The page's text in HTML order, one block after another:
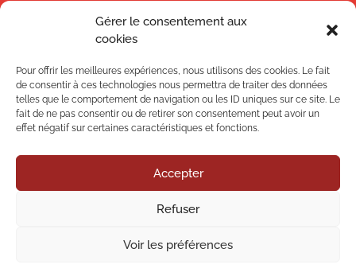
Gérer le consentement aux
cookies
Pour offrir les meilleures expériences, nous utilisons des cookies. Le fait
de consentir à ces technologies nous permettra de traiter des données
telles que le comportement de navigation ou les ID uniques sur ce site. Le
fait de ne pas consentir ou de retirer son consentement peut avoir un
effet négatif sur certaines caractéristiques et fonctions.
Accepter
Refuser
Voir les préférences
En savoir +
Suivez-nous !